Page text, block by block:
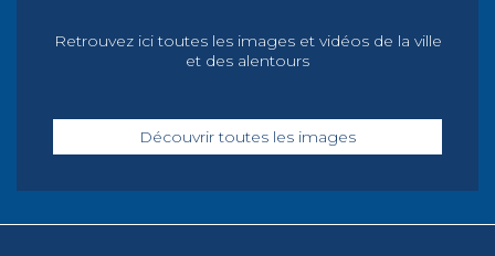
Retrouvez ici toutes les images et vidéos de la ville
et des alentours
Découvrir toutes les images